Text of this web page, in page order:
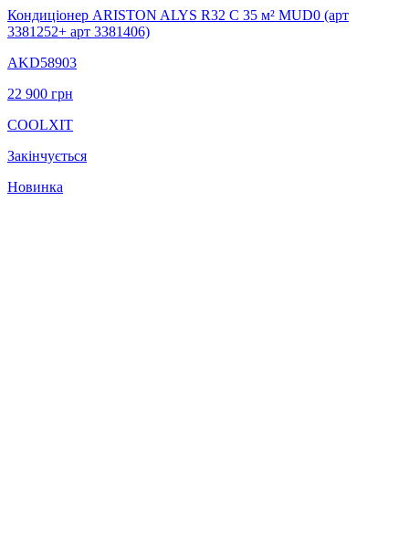
Кондиціонер ARISTON ALYS R32 C 35 м² MUD0 (арт
3381252+ арт 3381406)
AKD58903
22 900 грн
COOLXIT
Закінчується
Новинка